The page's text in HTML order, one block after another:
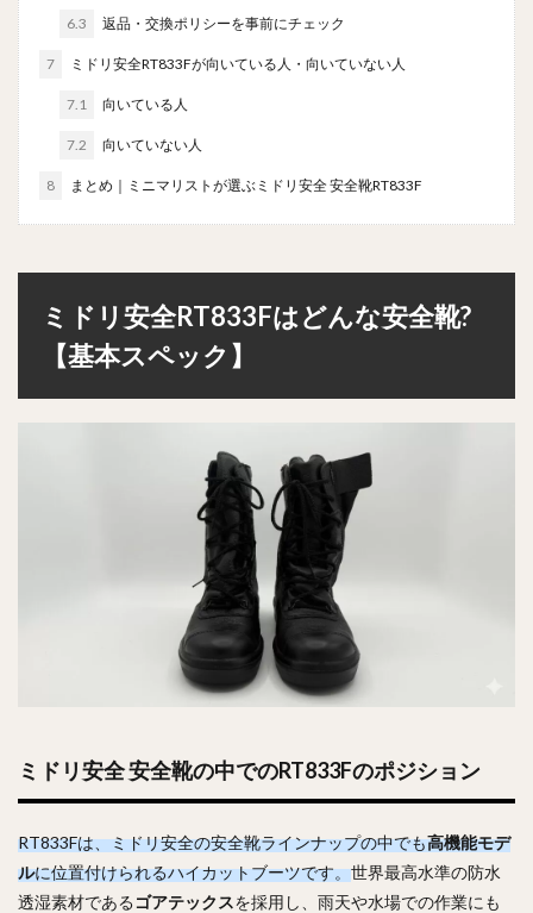
6.3 返品・交換ポリシーを事前にチェック
7 ミドリ安全RT833Fが向いている人・向いていない人
7.1 向いている人
7.2 向いていない人
8 まとめ｜ミニマリストが選ぶミドリ安全 安全靴RT833F
ミドリ安全RT833Fはどんな安全靴?
【基本スペック】
ミドリ安全 安全靴の中でのRT833Fのポジション
RT833Fは、ミドリ安全の安全靴ラインナップの中でも高機能モデ
ルに位置付けられるハイカットブーツです。世界最高水準の防水
透湿素材である ゴアテックスを採用し、雨天や水場での作業にも